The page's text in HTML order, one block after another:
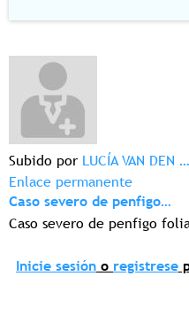
Subido por LUCÍA VAN DEN …
Enlace permanente
Caso severo de penfigo…
Caso severo de penfigo
Inicie sesión o registrese